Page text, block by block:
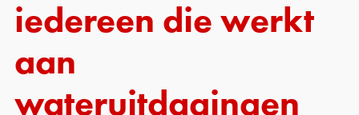
de
pagina
iedereen die werkt
aan
wateruitdagingen
Subsidies